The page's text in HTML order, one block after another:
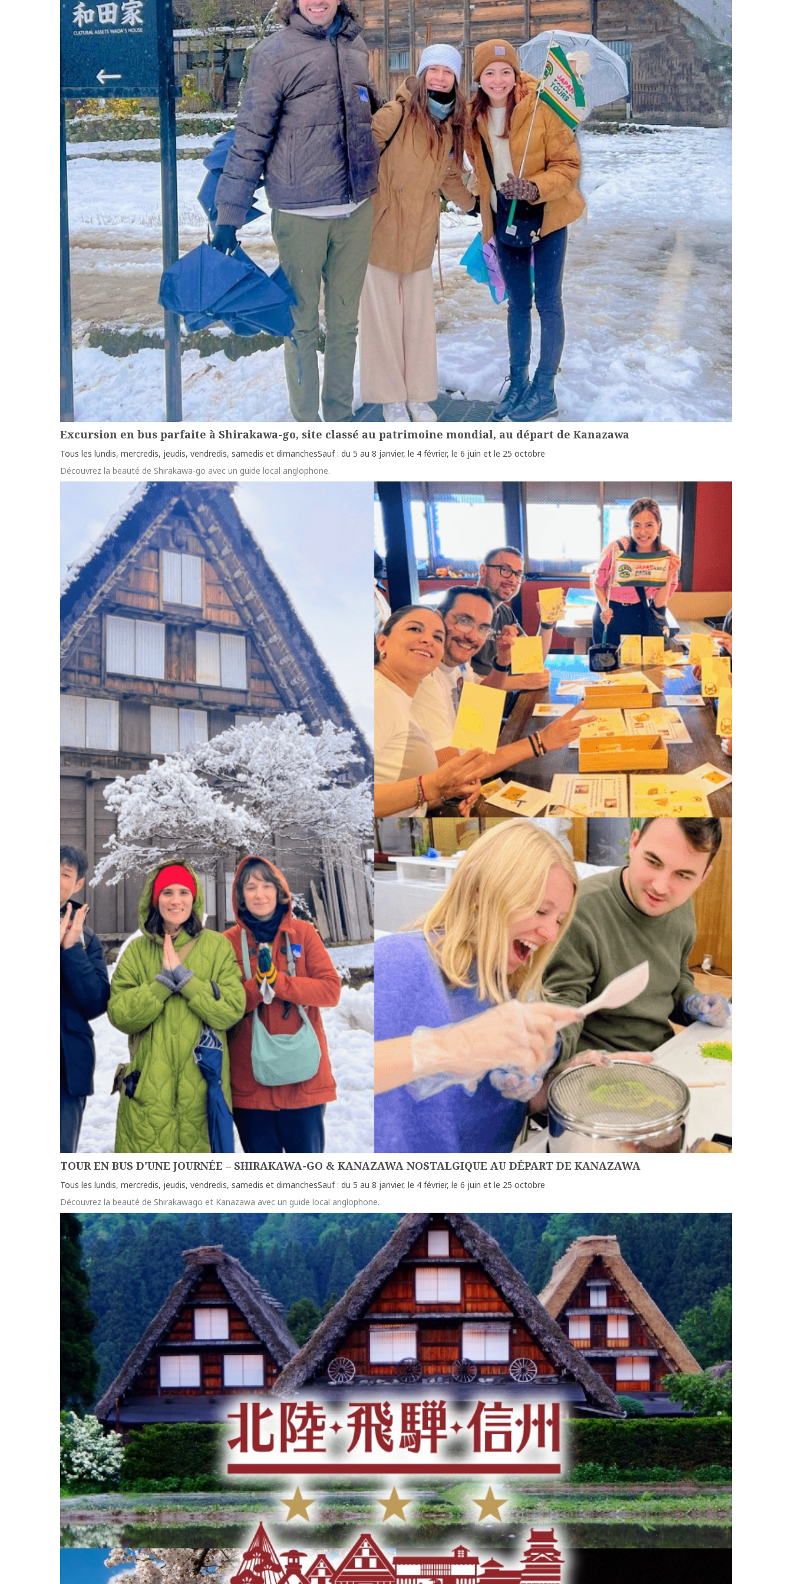
Excursion en bus parfaite à Shirakawa-go, site classé au patrimoine mondial, au départ de Kanazawa
Tous les lundis, mercredis, jeudis, vendredis, samedis et dimanchesSauf : du 5 au 8 janvier, le 4 février, le 6 juin et le 25 octobre
Découvrez la beauté de Shirakawa-go avec un guide local anglophone.
TOUR EN BUS D'UNE JOURNÉE – SHIRAKAWA-GO & KANAZAWA NOSTALGIQUE AU DÉPART DE KANAZAWA
Tous les lundis, mercredis, jeudis, vendredis, samedis et dimanchesSauf : du 5 au 8 janvier, le 4 février, le 6 juin et le 25 octobre
Découvrez la beauté de Shirakawago et Kanazawa avec un guide local anglophone.
more